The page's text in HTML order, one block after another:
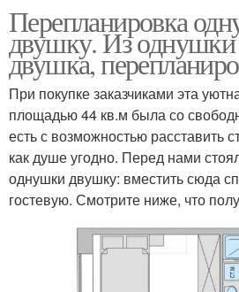
Перепланировка
двушку. Из однушки
двушка,
При покупке заказчиками эта
площадью 44 кв.м была со
есть с возможностью расставить
как душе угодно. Перед нами
однушки двушку: вместить сюда
гостевую. Смотрите ниже, что